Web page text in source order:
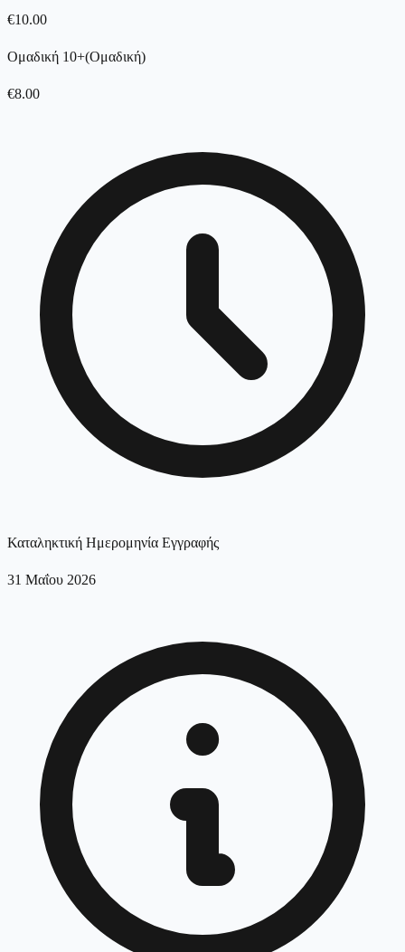
€10.00
Ομαδική 10+(Ομαδική)
€8.00
Καταληκτική Ημερομηνία Εγγραφής
31 Μαΐου 2026